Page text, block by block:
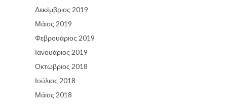
Δεκέμβριος 2019
Μάιος 2019
Φεβρουάριος 2019
Ιανουάριος 2019
Οκτώβριος 2018
Ιούλιος 2018
Μάιος 2018